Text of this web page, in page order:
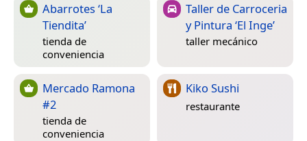
Abarrotes ‘La
Tiendita’
tienda de
conveniencia
Taller de Carroceria
y Pintura ‘El Inge’
taller mecánico
Mercado Ramona
#2
tienda de
conveniencia
Kiko Sushi
restaurante